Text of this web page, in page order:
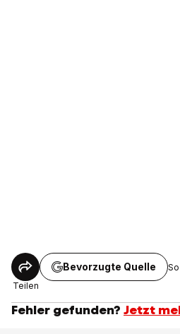
Teilen
Bevorzugte Quelle
Fehler gefunden? Jetzt